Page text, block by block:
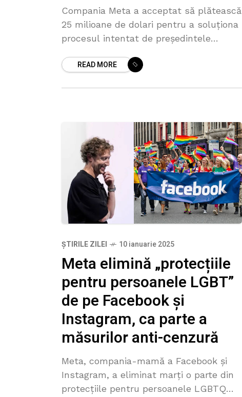
Compania Meta a acceptat să plătească
25 milioane de dolari pentru a soluționa
procesul intentat de președintele
conturilor sale de pe platformele
READ MORE
ȘTIRILE ZILEI 10 ianuarie 2025
Meta elimină „protecțiile
pentru persoanele LGBT”
de pe Facebook și
Instagram, ca parte a
măsurilor anti-cenzură
Meta, compania-mamă a Facebook și
Instagram, a eliminat marți o parte din
protecțiile pentru persoanele LGBTQ